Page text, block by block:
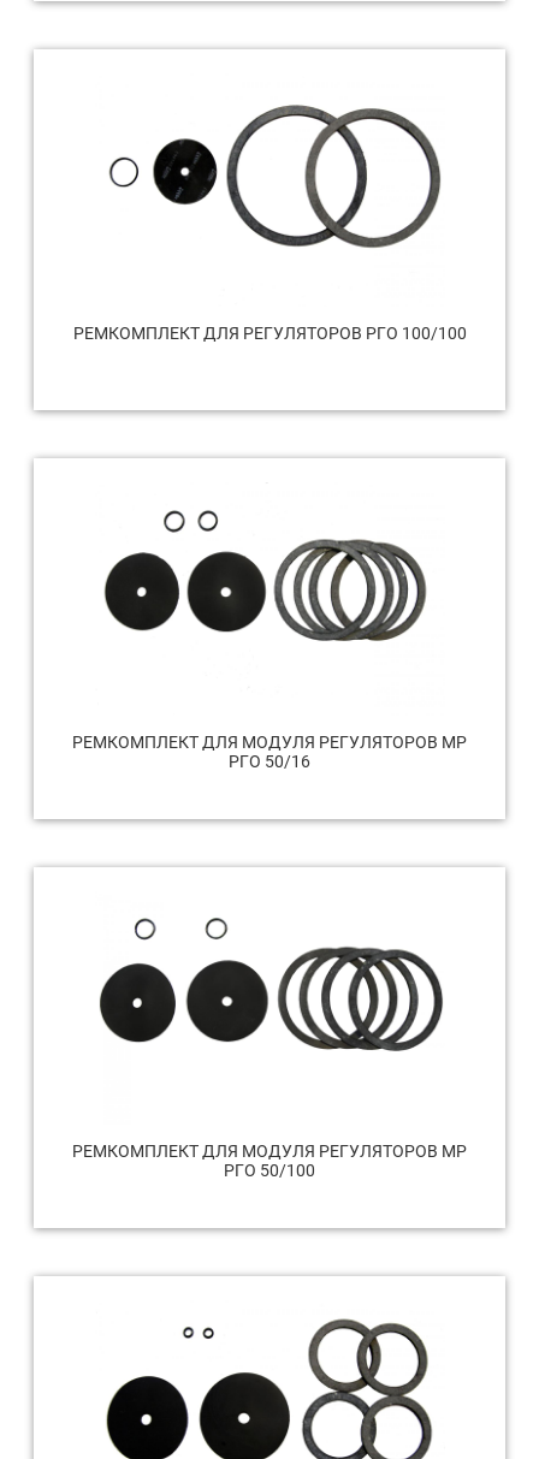
РЕМКОМПЛЕКТ ДЛЯ РЕГУЛЯТОРОВ РГО 100/100
РЕМКОМПЛЕКТ ДЛЯ МОДУЛЯ РЕГУЛЯТОРОВ МР
РГО 50/16
РЕМКОМПЛЕКТ ДЛЯ МОДУЛЯ РЕГУЛЯТОРОВ МР
РГО 50/100